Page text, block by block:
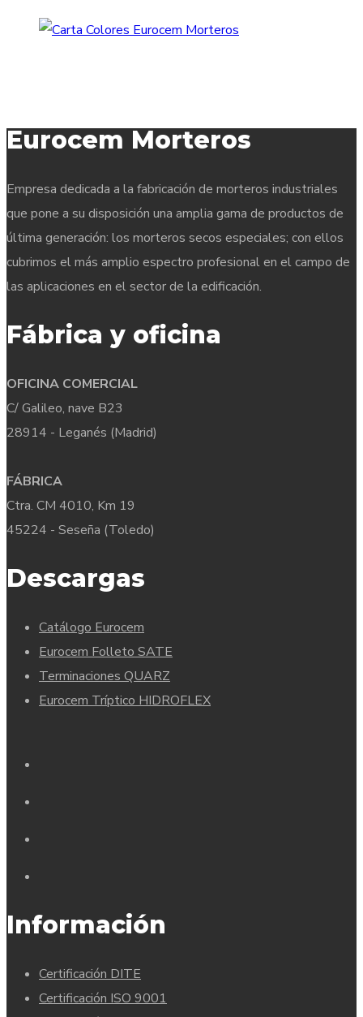
Eurocem Morteros
Empresa dedicada a la fabricación de morteros industriales
que pone a su disposición una amplia gama de productos de
última generación: los morteros secos especiales; con ellos
cubrimos el más amplio espectro profesional en el campo de
las aplicaciones en el sector de la edificación.
Fábrica y oficina
OFICINA COMERCIAL
C/ Galileo, nave B23
28914 - Leganés (Madrid)
FÁBRICA
Ctra. CM 4010, Km 19
45224 - Seseña (Toledo)
Descargas
Catálogo Eurocem
Eurocem Folleto SATE
Terminaciones QUARZ
Eurocem Tríptico HIDROFLEX
Información
Certificación DITE
Certificación ISO 9001